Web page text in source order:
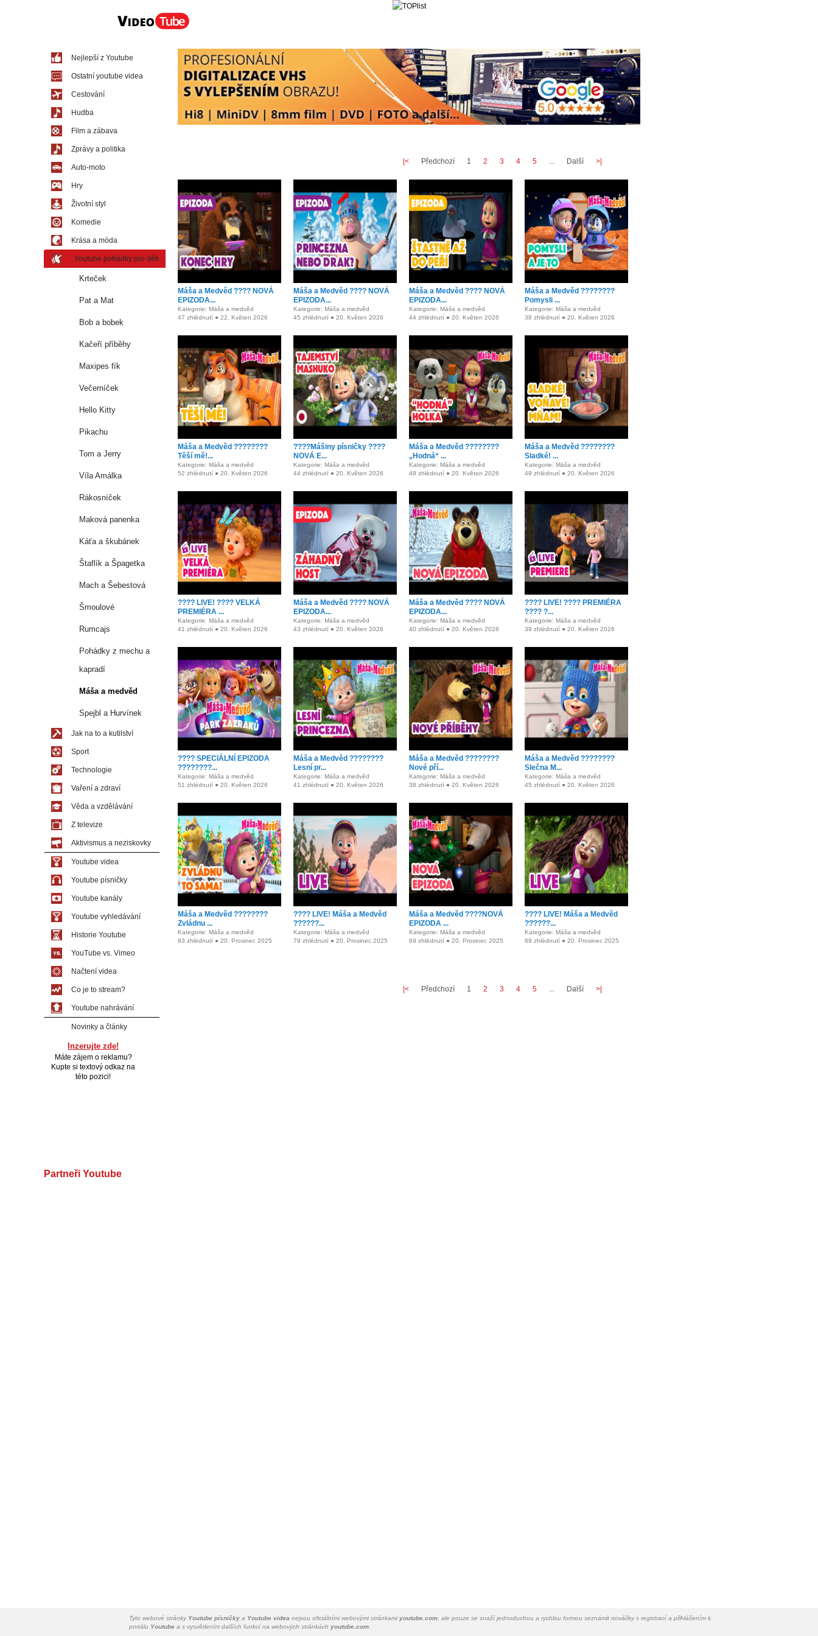
|< Předchozí 1 2 3 4 5 ... Další >|
Máša a Medvěd ???? NOVÁ
EPIZODA...
Kategorie: Máša a medvěd
47 zhlédnutí ● 22. Květen 2026
Máša a Medvěd ???? NOVÁ
EPIZODA...
Kategorie: Máša a medvěd
45 zhlédnutí ● 20. Květen 2026
Máša a Medvěd ???? NOVÁ
EPIZODA...
Kategorie: Máša a medvěd
44 zhlédnutí ● 20. Květen 2026
Máša a Medvěd ????????
Pomysli ...
Kategorie: Máša a medvěd
38 zhlédnutí ● 20. Květen 2026
Máša a Medvěd ????????
Těší mě!...
Kategorie: Máša a medvěd
52 zhlédnutí ● 20. Květen 2026
????Mášiny písničky ????
NOVÁ E...
Kategorie: Máša a medvěd
44 zhlédnutí ● 20. Květen 2026
Máša a Medvěd ????????
„Hodná“ ...
Kategorie: Máša a medvěd
48 zhlédnutí ● 20. Květen 2026
Máša a Medvěd ????????
Sladké! ...
Kategorie: Máša a medvěd
49 zhlédnutí ● 20. Květen 2026
???? LIVE! ???? VELKÁ
PREMIÉRA ...
Kategorie: Máša a medvěd
41 zhlédnutí ● 20. Květen 2026
Máša a Medvěd ???? NOVÁ
EPIZODA...
Kategorie: Máša a medvěd
43 zhlédnutí ● 20. Květen 2026
Máša a Medvěd ???? NOVÁ
EPIZODA...
Kategorie: Máša a medvěd
40 zhlédnutí ● 20. Květen 2026
???? LIVE! ???? PREMIÉRA
???? ?...
Kategorie: Máša a medvěd
39 zhlédnutí ● 20. Květen 2026
???? SPECIÁLNÍ EPIZODA
????????...
Kategorie: Máša a medvěd
51 zhlédnutí ● 20. Květen 2026
Máša a Medvěd ????????
Lesní pr...
Kategorie: Máša a medvěd
41 zhlédnutí ● 20. Květen 2026
Máša a Medvěd ????????
Nové pří...
Kategorie: Máša a medvěd
38 zhlédnutí ● 20. Květen 2026
Máša a Medvěd ????????
Slečna M...
Kategorie: Máša a medvěd
45 zhlédnutí ● 20. Květen 2026
Máša a Medvěd ????????
Zvládnu ...
Kategorie: Máša a medvěd
83 zhlédnutí ● 20. Prosinec 2025
???? LIVE! Máša a Medvěd
??????...
Kategorie: Máša a medvěd
79 zhlédnutí ● 20. Prosinec 2025
Máša a Medvěd ????NOVÁ
EPIZODA ...
Kategorie: Máša a medvěd
69 zhlédnutí ● 20. Prosinec 2025
???? LIVE! Máša a Medvěd
??????...
Kategorie: Máša a medvěd
69 zhlédnutí ● 20. Prosinec 2025
|< Předchozí 1 2 3 4 5 ... Další >|
Nejlepší z Youtube
Ostatní youtube videa
Cestování
Hudba
Film a zábava
Zprávy a politika
Auto-moto
Hry
Životní styl
Komedie
Krása a móda
Youtube pohádky pro děti
Krteček
Pat a Mat
Bob a bobek
Kačeří příběhy
Maxipes fík
Večerníček
Hello Kitty
Pikachu
Tom a Jerry
Víla Amálka
Rákosníček
Maková panenka
Káťa a škubánek
Štaflík a Špagetka
Mach a Šebestová
Šmoulové
Rumcajs
Pohádky z mechu a
kapradí
Máša a medvěd
Spejbl a Hurvínek
Jak na to a kutilství
Sport
Technologie
Vaření a zdraví
Věda a vzdělávání
Z televize
Aktivismus a neziskovky
Youtube videa
Youtube písničky
Youtube kanály
Youtube vyhledávání
Historie Youtube
YouTube vs. Vimeo
Načtení videa
Co je to stream?
Youtube nahrávání
Novinky a články
Inzerujte zde!
Máte zájem o reklamu?
Kupte si textový odkaz na
této pozici!
Partneři Youtube
Tyto webové stránky Youtube písničky a Youtube videa nejsou oficiálními webovými stránkamiyoutube.com , ale pouze se snaží jednoduchou a rychlou formou seznámit nováčky s registrací a přihlášením k
portálu Youtube a s vysvětlením dalších funkcí na webových stránkách youtube.com.